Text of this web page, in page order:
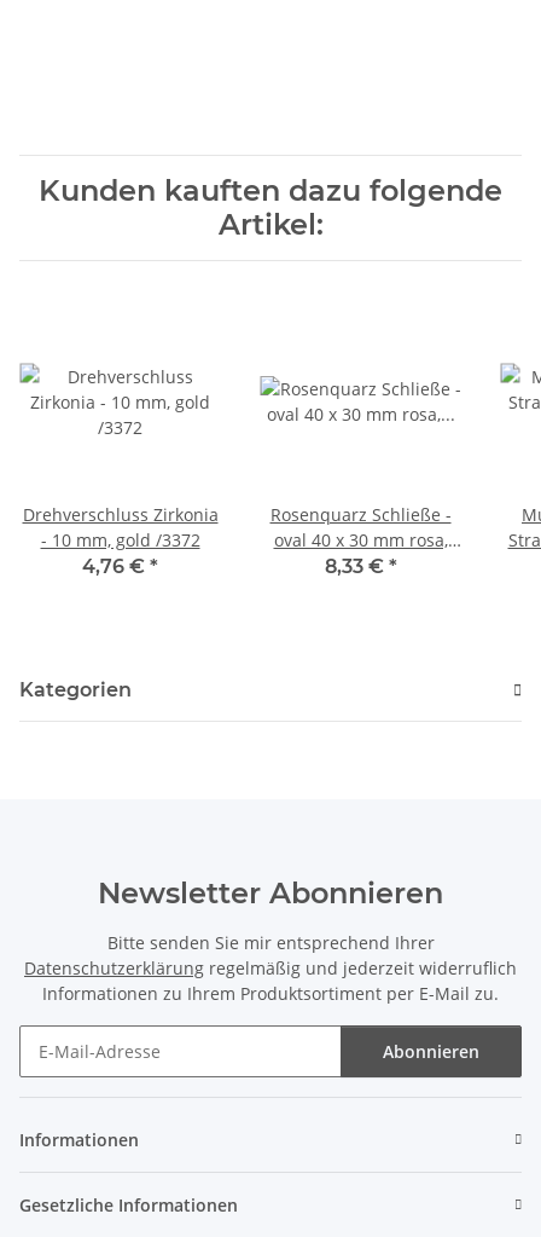
Kunden kauften dazu folgende
Artikel:
Drehverschluss Zirkonia
- 10 mm, gold /3372
4,76 € *
Rosenquarz Schließe -
oval 40 x 30 mm rosa,
versilbert/3226
8,33 € *
Kategorien
Newsletter Abonnieren
Bitte senden Sie mir entsprechend Ihrer
Datenschutzerklärung regelmäßig und jederzeit widerruflich
Informationen zu Ihrem Produktsortiment per E-Mail zu.
Abonnieren
Informationen
Gesetzliche Informationen